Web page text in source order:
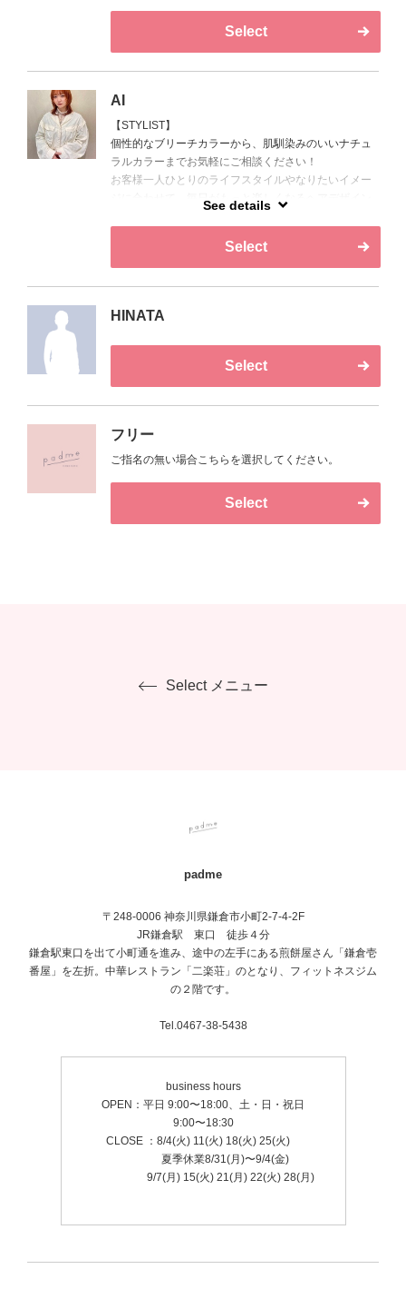
Select
AI
【STYLIST】
個性的なブリーチカラーから、肌馴染みのいいナチュ
ラルカラーまでお気軽にご相談ください！
お客様一人ひとりのライフスタイルやなりたいイメー
ジに合わせて、毎日がもっと楽しくなるヘアデザイン
See details
Select
HINATA
Select
フリー
ご指名の無い場合こちらを選択してください。
Select
Select メニュー
padme
〒248-0006 神奈川県鎌倉市小町2-7-4-2F
JR鎌倉駅 東口 徒歩４分
鎌倉駅東口を出て小町通を進み、途中の左手にある煎餅屋さん「鎌倉壱
番屋」を左折。中華レストラン「二楽荘」のとなり、フィットネスジム
の２階です。
Tel.0467-38-5438
business hours
OPEN：平日 9:00〜18:00、土・日・祝日
9:00〜18:30
CLOSE ：8/4(火) 11(火) 18(火) 25(火)
夏季休業8/31(月)〜9/4(金)
9/7(月) 15(火) 21(月) 22(火) 28(月)